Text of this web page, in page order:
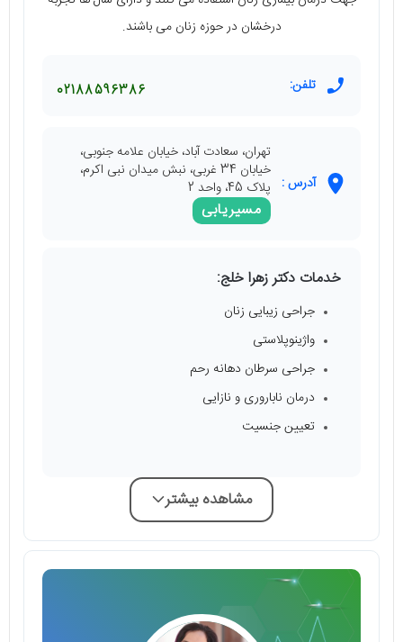
درخشان در حوزه زنان می باشند.
تلفن: 02188596386
آدرس :
تهران، سعادت آباد، خیابان علامه جنوبی،
خیابان 34 غربی، نبش میدان نبی اکرم،
پلاک 45، واحد 2
مسیریابی
خدمات دکتر زهرا خلج:
جراحی زیبایی زنان
واژینوپلاستی
جراحی سرطان دهانه رحم
درمان ناباروری و نازایی
تعیین جنسیت
مشاهده بیشتر